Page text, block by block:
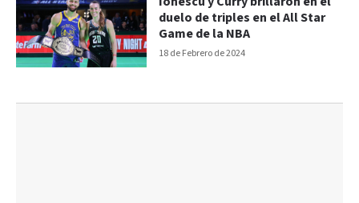
18 de Febrero de 2024
duelo de triples en el All Star
Game de la NBA